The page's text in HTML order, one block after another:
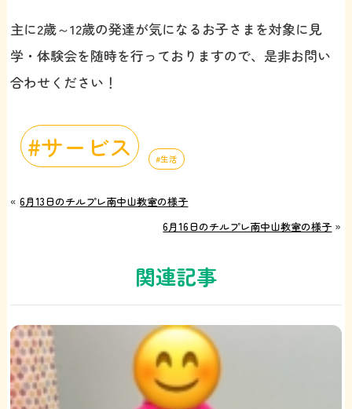
主に2歳～12歳の発達が気になるお子さまを対象に見
学・体験会を随時を行っておりますので、是非お問い
合わせください！
サービス 生活
«6月13日のチルプレ南中山教室の様子
6月16日のチルプレ南中山教室の様子 »
関連記事